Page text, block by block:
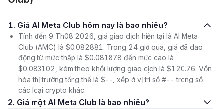
1. Giá AI Meta Club hôm nay là bao nhiêu?
Tính đến 9 Th08 2026, giá giao dịch hiện tại là AI Meta
Club (AMC) là $0.082881. Trong 24 giờ qua, giá đã dao
động từ mức thấp là $0.081878 đến mức cao là
$0.083102, kèm theo khối lượng giao dịch là $120.76. Vốn
hóa thị trường tổng thể là $--, xếp ở vị trí số #-- trong số
các loại crypto khác.
2. Giá một AI Meta Club là bao nhiêu?